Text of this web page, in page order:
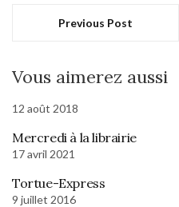
Previous Post
Vous aimerez aussi
12 août 2018
Mercredi à la librairie
17 avril 2021
Tortue-Express
9 juillet 2016